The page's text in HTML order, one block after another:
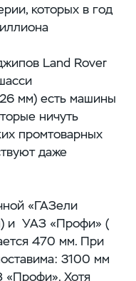
которых в год
Land Rover
мм) есть машины
ничуть
промтоварных
даже
«ГАЗели
и УАЗ «Профи» (​​​​​​​​​​​​​​​​
470 мм. При
3100 мм
Хотя